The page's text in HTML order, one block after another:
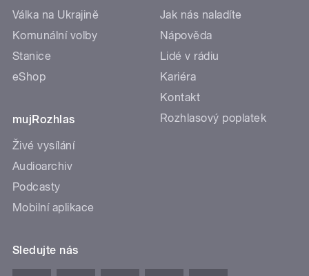
Válka na Ukrajině
Komunální volby
Stanice
eShop
mujRozhlas
Živé vysílání
Audioarchiv
Podcasty
Mobilní aplikace
Jak nás naladíte
Nápověda
Lidé v rádiu
Kariéra
Kontakt
Rozhlasový poplatek
Sledujte nás